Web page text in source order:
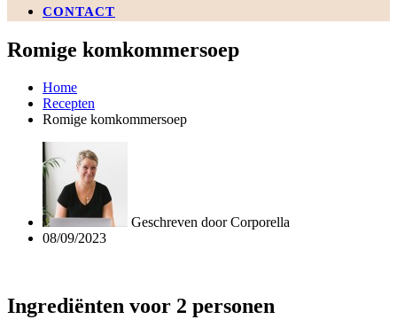
CONTACT
Romige komkommersoep
Home
Recepten
Romige komkommersoep
Geschreven doorCorporella
08/09/2023
Ingrediënten voor 2 personen